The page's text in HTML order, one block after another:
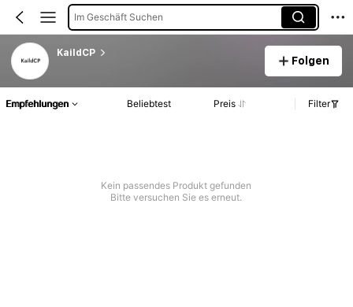
Im Geschäft Suchen
KaildCP
Folgen
Empfehlungen Beliebtest Preis Filter
Kein passendes Produkt gefunden
Bitte versuchen Sie es erneut.